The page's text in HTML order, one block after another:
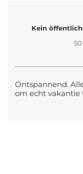
Kein
Ontspannend.
om echt vakantie